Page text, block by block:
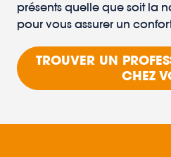
présents quelle que soit la
pour vous assurer un
TROUVER UN
CHEZ